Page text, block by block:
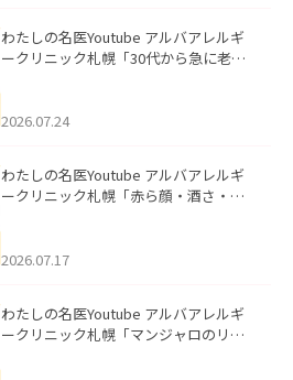
わたしの名医Youtube アルバアレルギ
ークリニック札幌「30代から急に老け
た。
2026.07.24
わたしの名医Youtube アルバアレルギ
ークリニック札幌「赤ら顔・酒さ・ニ
した。
2026.07.17
わたしの名医Youtube アルバアレルギ
ークリニック札幌「マンジャロのリア